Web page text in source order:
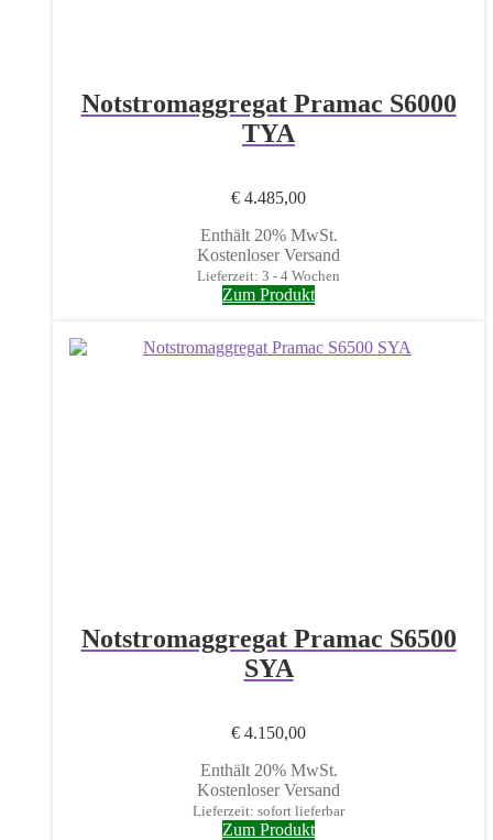
Notstromaggregat Pramac S6000
TYA
€ 4.485,00
Enthält 20% MwSt.
Kostenloser Versand
Lieferzeit: 3 - 4 Wochen
Zum Produkt
Notstromaggregat Pramac S6500
SYA
€ 4.150,00
Enthält 20% MwSt.
Kostenloser Versand
Lieferzeit: sofort lieferbar
Zum Produkt